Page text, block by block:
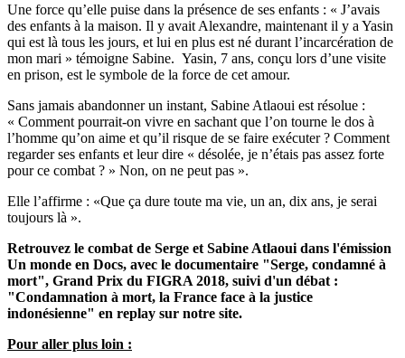
Une force qu’elle puise dans la présence de ses enfants : « J’avais
des enfants à la maison. Il y avait Alexandre, maintenant il y a Yasin
qui est là tous les jours, et lui en plus est né durant l’incarcération de
mon mari » témoigne Sabine. Yasin, 7 ans, conçu lors d’une visite
en prison, est le symbole de la force de cet amour.
Sans jamais abandonner un instant, Sabine Atlaoui est résolue :
« Comment pourrait-on vivre en sachant que l’on tourne le dos à
l’homme qu’on aime et qu’il risque de se faire exécuter ? Comment
regarder ses enfants et leur dire « désolée, je n’étais pas assez forte
pour ce combat ? » Non, on ne peut pas ».
Elle l’affirme : «Que ça dure toute ma vie, un an, dix ans, je serai
toujours là ».
Retrouvez le combat de Serge et Sabine Atlaoui dans l'émission
Un monde en Docs, avec le documentaire "Serge, condamné à
mort", Grand Prix du FIGRA 2018, suivi d'un débat :
"Condamnation à mort, la France face à la justice
indonésienne" en replay sur notre site.
Pour aller plus loin :